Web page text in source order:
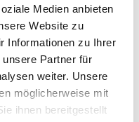
Medien anbieten
Website zu
Informationen zu Ihrer
Partner für
weiter. Unsere
möglicherweise mit
ihnen bereitgestellt